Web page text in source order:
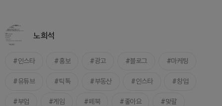
노희석
인스타 홍보 광고 블로그 마케팅
유튜브 틱톡 부동산 인스타 창업
부업 게임 페북 좋아요 맞팔